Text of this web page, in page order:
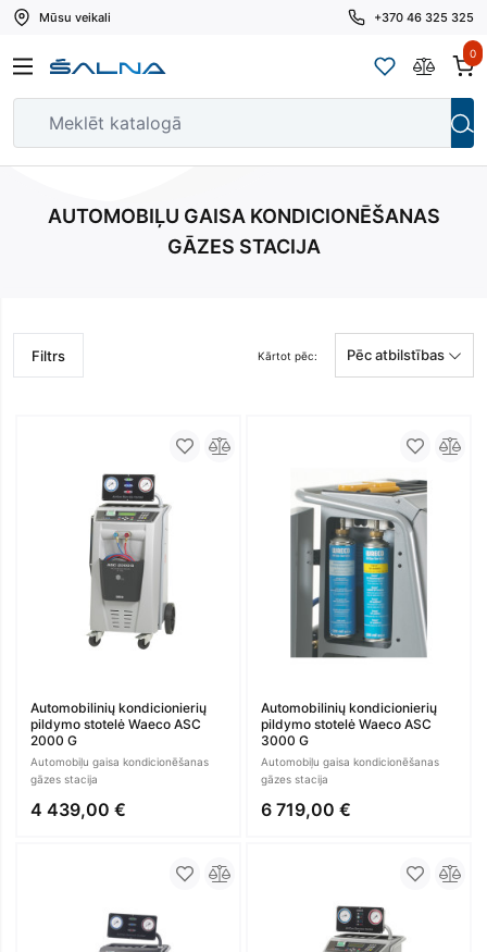
Mūsu veikali +370 46 325 325
0
AUTOMOBIĻU GAISA KONDICIONĒŠANAS
GĀZES STACIJA
Filtrs Kārtot pēc: Pēc atbilstības
Automobilinių kondicionierių
pildymo stotelė Waeco ASC
2000 G
Automobiļu gaisa kondicionēšanas
gāzes stacija
4 439,00 €
Automobilinių kondicionierių
pildymo stotelė Waeco ASC
3000 G
Automobiļu gaisa kondicionēšanas
gāzes stacija
6 719,00 €